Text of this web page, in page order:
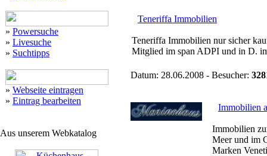
» Powersuche
» Livesuche
» Suchtipps
» Webseite eintragen
» Eintrag bearbeiten
Aus unserem Webkatalog
Teneriffa Immobilien
Teneriffa Immobilien nur sicher
Mitglied im span ADPI und in D.
Datum: 28.06.2008 - Besucher:
Immobilien
Immobilien
Meer und im
Marken